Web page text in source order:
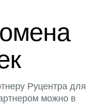
Руцентра для
можно в